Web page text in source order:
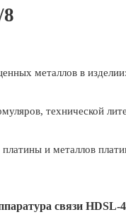
металлов в изделии:
технической
платины и металлов
связи HDSL-